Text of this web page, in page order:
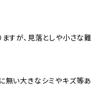
すが、見落としや小さな難
無い大きなシミやキズ等あ